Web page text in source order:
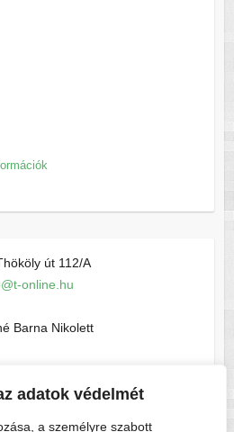
adatok védelmét
a személyre szabott
út 112/A
online.hu
Barna Nikolett
06-015156